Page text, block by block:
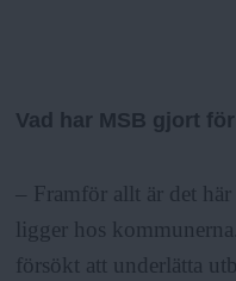
Vad har MSB gjort
– Framför allt är det här
ligger hos
försökt att underlätta